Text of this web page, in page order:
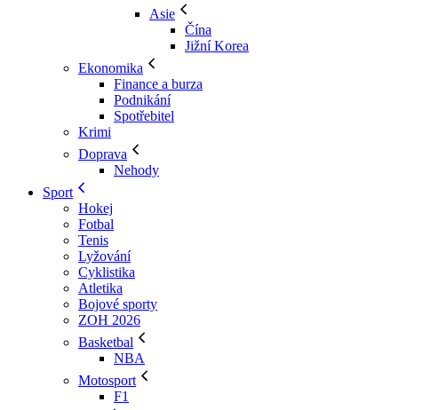
Asie
Čína
Jižní Korea
Ekonomika
Finance a burza
Podnikání
Spotřebitel
Krimi
Doprava
Nehody
Sport
Hokej
Fotbal
Tenis
Lyžování
Cyklistika
Atletika
Bojové sporty
ZOH 2026
Basketbal
NBA
Motosport
F1